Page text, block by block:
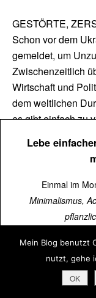
GESTÖRTE,
Schon vor dem
gemeldet, um
Zwischenzeitlich
Wirtschaft und
dem weltlichen
es gibt einfach zu
gehen, obwohl
Gebieten schon
müssen sich die
Staaten,
unterschiedlichen
Tatsachen und
ausgesetzt sein?
schreckliche und
rasch aufhört.
Mein Blog benutzt
nutzt, gehe
OK
Lebe
Einmal im
Minimalismus,
Über
➜